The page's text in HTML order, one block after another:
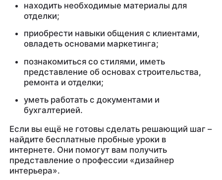
находить необходимые материалы для
отделки;
приобрести навыки общения с клиентами,
овладеть основами маркетинга;
познакомиться со стилями, иметь
представление об основах строительства,
ремонта и отделки;
уметь работать с документами и
бухгалтерией.
Если вы ещё не готовы сделать решающий шаг –
найдите бесплатные пробные уроки в
интернете. Они помогут вам получить
представление о профессии «дизайнер
интерьера».